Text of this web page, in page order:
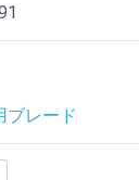
ブレード